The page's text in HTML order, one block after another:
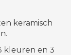
keramisch
kleuren en 3